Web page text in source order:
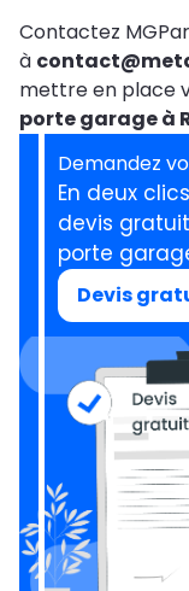
Contactez
à
mettre en place
porte garage à
Demandez
En deux
devis
porte
Devis